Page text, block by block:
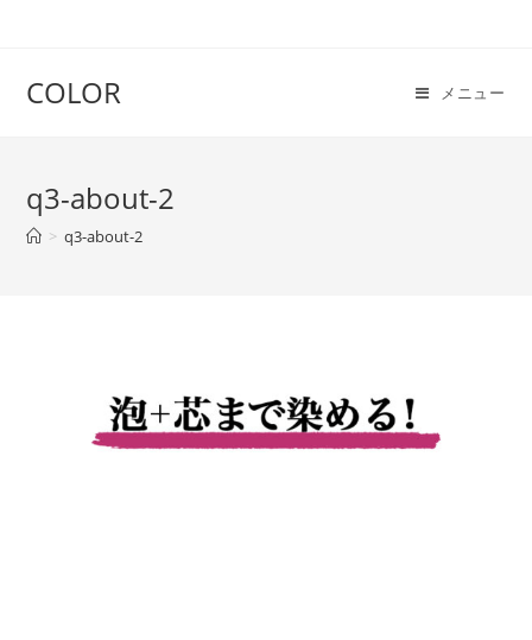
COLOR メニュー
q3-about-2
> q3-about-2